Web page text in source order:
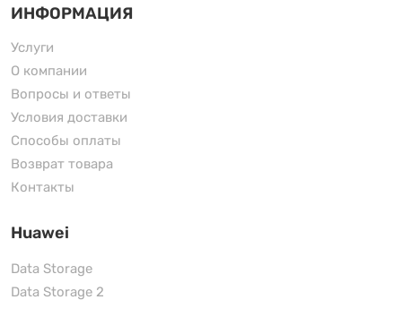
ИНФОРМАЦИЯ
Услуги
О компании
Вопросы и ответы
Условия доставки
Способы оплаты
Возврат товара
Контакты
Huawei
Data Storage
Data Storage 2